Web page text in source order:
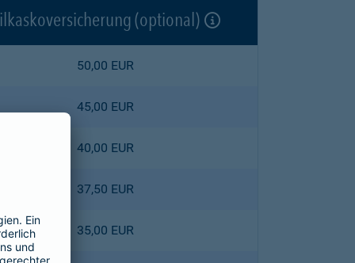
(optional)
50,00 EUR
45,00 EUR
40,00 EUR
37,50 EUR
35,00 EUR